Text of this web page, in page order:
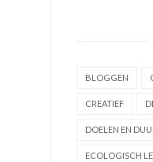
BLOGGEN
CREATIEF
DOELEN EN
ECOLOGISCH